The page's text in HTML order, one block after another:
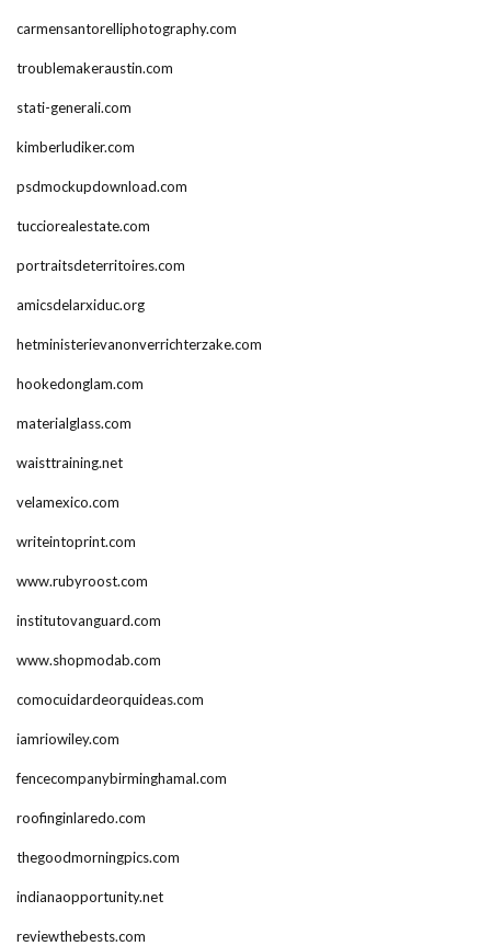
carmensantorelliphotography.com
troublemakeraustin.com
stati-generali.com
kimberludiker.com
psdmockupdownload.com
tucciorealestate.com
portraitsdeterritoires.com
amicsdelarxiduc.org
hetministerievanonverrichterzake.com
hookedonglam.com
materialglass.com
waisttraining.net
velamexico.com
writeintoprint.com
www.rubyroost.com
institutovanguard.com
www.shopmodab.com
comocuidardeorquideas.com
iamriowiley.com
fencecompanybirminghamal.com
roofinginlaredo.com
thegoodmorningpics.com
indianaopportunity.net
reviewthebests.com